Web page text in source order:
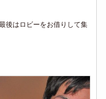
後はロビーをお借りして集